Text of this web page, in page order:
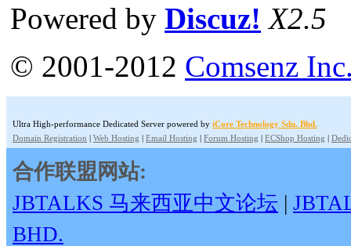
Powered by Discuz! X2.5
© 2001-2012 Comsenz
Ultra High-performance Dedicated Server powered by iCore Technology Sdn. Bhd.
Domain Registration | Web Hosting | Email Hosting | Forum Hosting | ECShop Hosting |
合作联盟网站:
JBTALKS 马来西亚中文论坛 |
BHD.